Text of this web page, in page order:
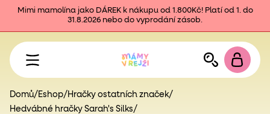
Mimi mamolína jako DÁREK k nákupu od 1.800Kč! Platí od 1. do
31.8.2026 nebo do vyprodání zásob.
Domů/ Eshop/ Hračky ostatních značek/
Hedvábné hračky Sarah's Silks/